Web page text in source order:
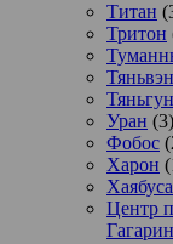
Титан
Тритон
Тяньгун
Уран (3)
Фобос
Харон
Хаябуса
Центр